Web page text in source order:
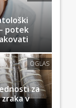
potek
OGLAS
za
v